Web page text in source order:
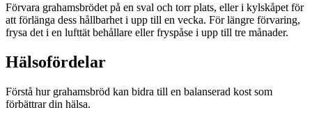
Förvara grahamsbrödet på en sval och torr plats, eller i kylskåpet för
att förlänga dess hållbarhet i upp till en vecka. För längre förvaring,
frysa det i en lufttät behållare eller fryspåse i upp till tre månader.
Hälsofördelar
Förstå hur grahamsbröd kan bidra till en balanserad kost som
förbättrar din hälsa.